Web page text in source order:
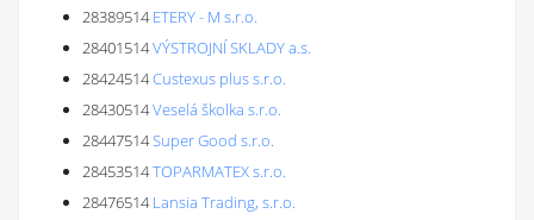
28389514 ETERY - M s.r.o.
28401514VÝSTROJNÍ SKLADY a.s.
28424514Custexus plus s.r.o.
28430514Veselá školka s.r.o.
28447514Super Good s.r.o.
28453514TOPARMATEX s.r.o.
28476514 Lansia Trading, s.r.o.